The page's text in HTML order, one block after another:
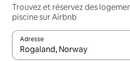
Trouvez et réservez des
piscine sur Airbnb
Adresse
Lorsque les résultats s'affichent,